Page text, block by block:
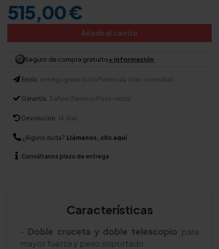
515,00 €
Añadir al carrito
Seguro de compra gratuito+ información
Envío: entrega gratis (solo Península. Islas, consultar)
Garantía: 3 años (Servicio Post-venta)
Devolución: 14 días
¿Alguna duda? Llámanos, clic aquí
Consúltanos plazo de entrega
Características
- Doble cruceta y doble telescopio para
mayor fuerza y peso soportado.